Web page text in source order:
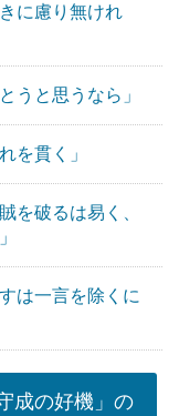
に慮り無けれ
うと思うなら」
を貫く」
を破るは易く、
は一言を除くに
成の好機」の